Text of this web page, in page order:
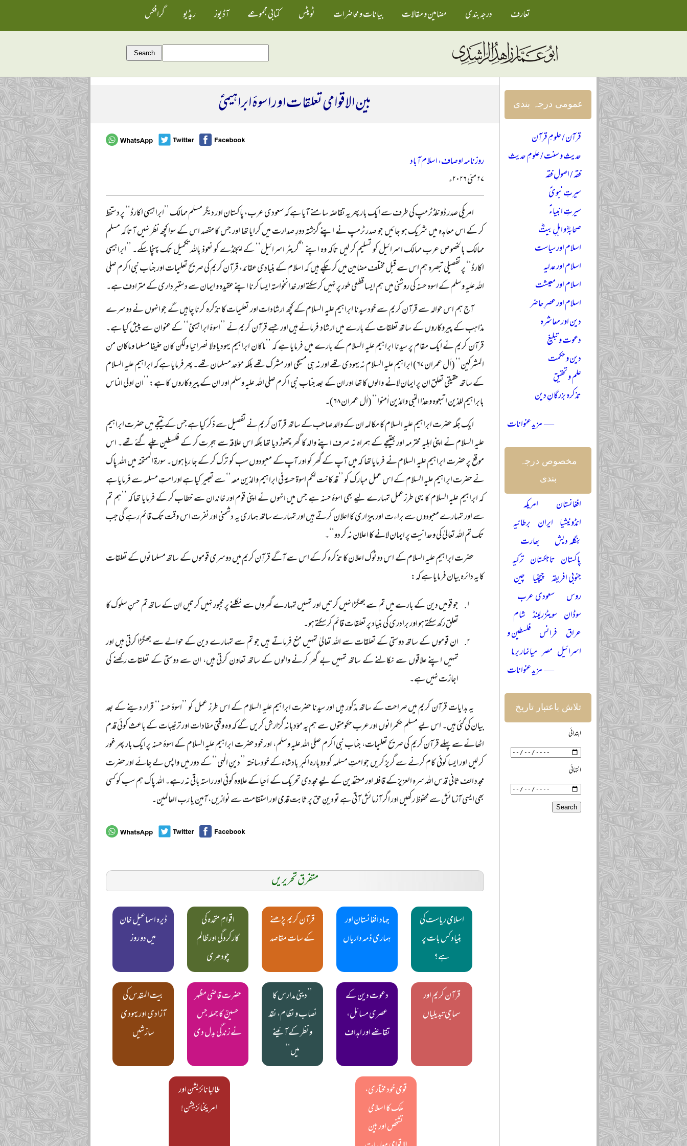
تعارف درجہ بندی مضامین و مقالات بیانات و محاضرات ٹویٹس کتابی مجموعے آڈیوز ریڈیو گرافکس
بین الاقوامی تعلقات اور اسوۂ ابراہیمیؑ
روزنامہ اوصاف، اسلام آباد
۲۷ مئی ۲۰۲۶ء
امریکی صدر ڈونلڈ ٹرمپ کی طرف سے ایک بار پھر یہ تقاضہ سامنے آیا ہے کہ سعودی عرب، پاکستان اور دیگر مسلم ممالک ’’ابراہیمی اکارڈ‘‘ پر دستخط
کر کے اس معاہدہ میں شریک ہو جائیں جو صدر ٹرمپ نے اپنے گزشتہ دورِ صدارت میں کرایا تھا اور جس کا مقصد اس کے سوا کچھ نظر نہیں آتا کہ مسلم
ممالک بالخصوص عرب ممالک اسرائیل کو تسلیم کر لیں تاکہ وہ اپنے ’’گریٹر اسرائیل‘‘ کے ایجنڈے کو نعوذ باللہ تکمیل تک پہنچا سکے۔ ’’ابراہیمی
اکارڈ‘‘ پر تفصیلی تبصرہ ہم اس سے قبل مختلف مضامین میں کر چکے ہیں کہ اسلام کے بنیادی عقائد، قرآن کریم کی صریح تعلیمات اور جناب نبی اکرم صلی
اللہ علیہ وسلم کے اسوہ حسنہ کی روشنی میں ہم ایسا قطعی طور پر نہیں کر سکتے اور خدانخواستہ ایسا کرنا اپنے عقیدہ و ایمان سے دستبرداری کے مترادف ہے۔
آج ہم اس حوالہ سے قرآن کریم سے خود سیدنا ابراہیم علیہ السلام کے کچھ ارشادات اور تعلیمات کا تذکرہ کرنا چاہیں گے جو انہوں نے دوسرے
مذاہب کے پیروکاروں کے ساتھ تعلقات کے بارے میں ارشاد فرمائے ہیں اور جسے قرآن کریم نے ’’اسوۂ ابراہیمیؑ‘‘ کے عنوان سے پیش کیا ہے۔
قرآن کریم نے ایک مقام پر سیدنا ابراہیم علیہ السلام کے بارے میں فرمایا ہے کہ ’’ماکان ابراہیم یہودیا ولا نصرانیا ولٰکن کان حنیفا مسلما وماکان من
المشرکین‘‘ (اٰل عمران ۶۷) ابراہیم علیہ السلام نہ یہودی تھے اور نہ ہی مسیحی اور مشرک تھے بلکہ مؤحد مسلمان تھے۔ پھر فرمایا ہے کہ ابراہیم علیہ السلام
کے ساتھ حقیقی تعلق ان پر ایمان لانے والوں کا تھا اور ان کے بعد جناب نبی اکرم صلی اللہ علیہ وسلم اور ان کے پیروکاروں کا ہے: ’’ان اولی الناس
بابراہیم للذین اتبعوہ وھذا النبی والذین اٰمنوا‘‘ (اٰل عمران ۶۸)۔
ایک جگہ حضرت ابراہیم علیہ السلام کا مکالمہ ان کے والد صاحب کے ساتھ قرآن کریم نے تفصیل سے ذکر کیا ہے جس کے نتیجے میں حضرت ابراہیم
علیہ السلام نے اپنی اہلیہ محترمہ اور بھتیجے کے ہمراہ نہ صرف اپنے والد کا گھر چھوڑ دیا تھا بلکہ اس علاقہ سے ہجرت کر کے فلسطین چلے گئے تھے۔ اس
موقع پر حضرت ابراہیم علیہ السلام نے فرمایا تھا کہ میں آپ کے گھر کو اور آپ کے معبودوں سب کو ترک کر کے جا رہا ہوں۔ سورۃ الممتحنہ میں اللہ پاک
نے حضرت ابراہیم علیہ السلام کے اس عمل مبارک کو ’’قد کانت لکم اسوۃ حسنۃ فی ابراہیم والذین معہ‘‘ سے تعبیر کیا ہے اور امتِ مسلمہ سے فرمایا ہے
کہ ابراہیم علیہ السلام کا یہی طرزعمل تمہارے لیے بھی اسوۂ حسنہ ہے جس میں انہوں نے اپنی قوم اور خاندان سے خطاب کر کے فرمایا تھا کہ ’’ہم تم
سے اور تمہارے معبودوں سے براءت اور بیزاری کا اعلان کرتے ہیں اور تمہارے ساتھ ہماری یہ دشمنی اور نفرت اس وقت تک قائم رہے گی جب
تک تم اللہ تعالیٰ کی وحدانیت پر ایمان لانے کا اعلان نہ کر دو‘‘۔
حضرت ابراہیم علیہ السلام کے اس دوٹوک اعلان کا تذکرہ کر کے اس سے آگے قرآن کریم میں دوسری قوموں کے ساتھ مسلمانوں کے تعلقات
کا یہ دائرہ بیان فرمایا ہے کہ:
جو قومیں دین کے بارے میں تم سے جھگڑا نہیں کرتیں اور تمہیں تمہارے گھروں سے نکلنے پر مجبور نہیں کرتیں ان کے ساتھ تم حسنِ سلوک کا
تعلق رکھ سکتے ہو اور برادری کی بنیاد پر تعلقات قائم کر سکتے ہو۔
ان قوموں کے ساتھ دوستی کے تعلقات سے اللہ تعالیٰ تمہیں منع فرماتے ہیں جو تم سے تمہارے دین کے حوالے سے جھگڑا کرتی ہیں اور
تمہیں اپنے علاقوں سے نکالنے کے ساتھ تمہیں بے گھر کرنے والوں کے ساتھ تعاون کرتی ہیں، ان سے دوستی کے تعلقات رکھنے کی
اجازت نہیں ہے۔
یہ ہدایات قرآن کریم میں صراحت کے ساتھ مذکور ہیں اور سیدنا حضرت ابراہیم علیہ السلام کے اس طرز عمل کو ’’اسوۂ حسنہ‘‘ قرار دینے کے بعد
بیان کی گئی ہیں۔ اس لیے مسلم حکمرانوں اور عرب حکومتوں سے ہم یہ مؤدبانہ گزارش کریں گے کہ وہ وقتی مفادات اور ترغیبات کے باعث کوئی قدم
اٹھانے سے پہلے قرآن کریم کی صریح تعلیمات، جناب نبی اکرم صلی اللہ علیہ وسلم، اور خود حضرت ابراہیم علیہ السلام کے اسوۂ حسنہ پر ایک بار پھر غور
کر لیں اور ایسا کوئی کام کرنے سے گریز کریں جو امتِ مسلمہ کو دوبارہ اکبر بادشاہ کے خودساختہ ’’دینِ الٰہی‘‘ کے دور میں واپس لے جائے اور حضرت
مجدد الف ثانی قدس اللہ سرہ العزیز کے قافلہ اور معتقدین کے لیے مجددی تحریک کے اَحیا کے علاوہ کوئی اور راستہ باقی نہ رہے۔ اللہ پاک ہم سب کو کسی
بھی ایسی آزمائش سے محفوظ رکھیں اور اگر آزمائش آتی ہے تو دینِ حق پر ثابت قدمی اور استقامت سے نوازیں، آمین یا رب العالمین۔
متفرق تحریریں
اسلامی ریاست کی
بنیاد کس بات پر
ہے؟
جہاد افغانستان اور
ہماری ذمہ داریاں
قرآن کریم پڑھنے
کے سات مقاصد
اقوامِ متحدہ کی
کارکردگی اور ظالم
چودھری
ڈیرہ اسماعیل خان
میں دو روز
قرآن کریم اور
سماجی تبدیلیاں
دعوت دین کے
عصری مسائل،
تقاضے اور اہداف
’’دینی مدارس کا
نصاب و نظام، نقد
و نظر کے آئینے
میں‘‘
حضرت قاضی مظہر
حسینؒ کا جملہ جس
نے زندگی بدل دی
بیت المقدس کی
آزادی اور یہودی
سازشیں
قومی خود مختاری،
ملک کا اسلامی
تشخص اور بین
طالبانائزیشن اور
امریکنائزیشن!
عمومی درجہ بندی
قرآن / علومِ قرآن
حدیث و سنت / علومِ حدیث
فقہ / اصولِ فقہ
سیرتِ نبویؐ
سیرتِ انبیاءؑ
صحابہؓ و اہلِ بیتؓ
اسلام اور سیاست
اسلام اور عدلیہ
اسلام اور معیشت
اسلام اور عصرِ حاضر
دین اور معاشرہ
دعوت و تبلیغ
دین و حکمت
علم و تحقیق
تذکرہ بزرگانِ دین
— مزید عنوانات
مخصوص درجہ
بندی
افغانستان
امریکہ
انڈونیشیا ایران برطانیہ
بنگلہ دیش
بھارت
پاکستان تاجکستان ترکیہ
جنوبی افریقہ چیچنیا چین
روس
سعودی عرب
سوڈان سویٹزرلینڈ شام
عراق فرانس فلسطین و
اسرائیل مصر میانمار برما
— مزید عنوانات
تلاش باعتبار تاریخ
ابتدائی
انتہائی